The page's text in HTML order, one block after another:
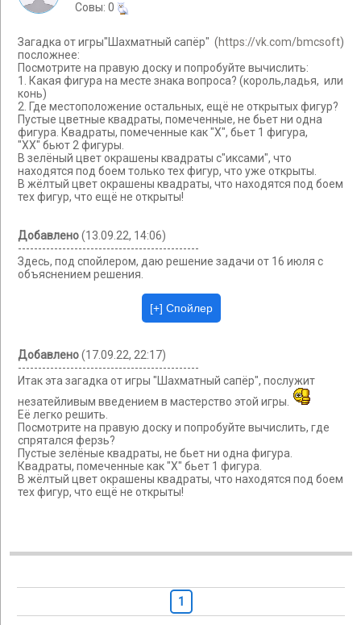
Cовы: 0
Загадка от игры"Шахматный сапёр" (https://vk.com/bmcsoft)
посложнее:
Посмотрите на правую доску и попробуйте вычислить:
1. Какая фигура на месте знака вопроса? (король,ладья, или
конь)
2. Где местоположение остальных, ещё не открытых фигур?
Пустые цветные квадраты, помеченные, не бьет ни одна
фигура. Квадраты, помеченные как "Х", бьет 1 фигура,
"ХХ" бьют 2 фигуры.
В зелёный цвет окрашены квадраты с"иксами", что
находятся под боем только тех фигур, что уже открыты.
В жёлтый цвет окрашены квадраты, что находятся под боем
тех фигур, что ещё не открыты!
Добавлено(13.09.22, 14:06)
---------------------------------------------
Здесь, под спойлером, даю решение задачи от 16 июля с
объяснением решения.
Добавлено(17.09.22, 22:17)
---------------------------------------------
Итак эта загадка от игры "Шахматный сапёр", послужит
незатейливым введением в мастерство этой игры.
Её легко решить.
Посмотрите на правую доску и попробуйте вычислить, где
спрятался ферзь?
Пустые зелёные квадраты, не бьет ни одна фигура.
Квадраты, помеченные как "Х" бьет 1 фигура.
В жёлтый цвет окрашены квадраты, что находятся под боем
тех фигур, что ещё не открыты!
1